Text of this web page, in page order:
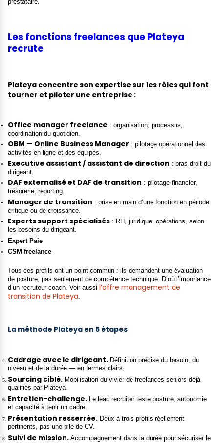
prestataire.
Les fonctions freelances que Plateya
recrute
Plateya concentre son expertise sur les rôles qui font
tourner et piloter une entreprise :
Office manager freelance : organisation, processus,
coordination du quotidien.
OBM — Online Business Manager : pilotage opérationnel des
activités en ligne et des équipes.
Executive assistant / assistant de direction : bras droit du
dirigeant.
DAF externalisé et DAF de transition : pilotage financier,
trésorerie, reporting.
Manager de transition : prise en main d’une fonction en période
critique ou de croissance.
Experts support spécialisés : RH, juridique, opérations, selon
les besoins du dirigeant.
Expert Paie
CSM freelance
Tous ces profils ont un point commun : ils demandent une évaluation
de posture, pas seulement de compétence technique. D’où l’importance
d’un recruteur coach. Voir aussi l’offre management de
transition de Plateya
La méthode Plateya en 5 étapes
Cadrage avec le dirigeant. Définition précise du besoin, du
niveau et de la durée — en termes clairs.
Sourcing ciblé. Mobilisation du vivier de freelances seniors déjà
qualifiés par Plateya.
Entretien-challenge. Le lead recruiter teste posture, autonomie
et capacité à tenir un cadre.
Présentation resserrée. Deux à trois profils réellement
pertinents, pas une pile de CV.
Suivi de mission. Accompagnement dans la durée pour sécuriser le